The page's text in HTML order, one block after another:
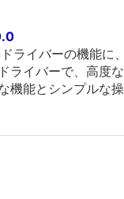
ライバーの機能
ライバーで、高
機能とシンプルな